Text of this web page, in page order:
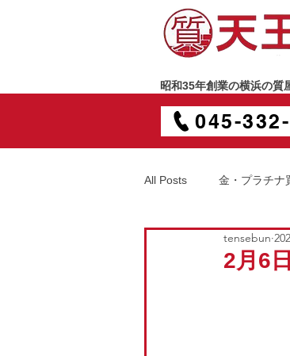
昭和35年創業の横浜の質
045-
All Posts 金・プラチナ
2月6
tensebun